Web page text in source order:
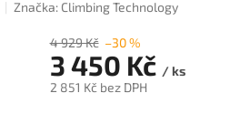
Značka: Climbing Technology
4 929 Kč –30 %
3 450 Kč / ks
2 851 Kč bez DPH